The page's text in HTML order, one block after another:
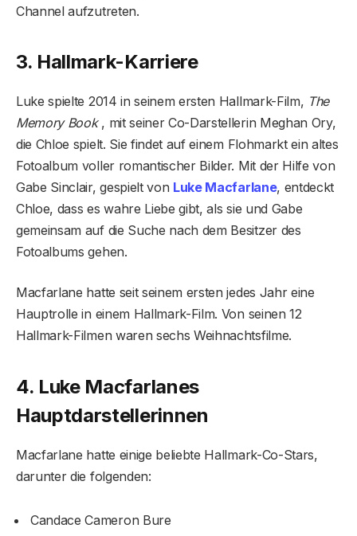
Channel aufzutreten.
3. Hallmark-Karriere
Luke spielte 2014 in seinem ersten Hallmark-Film, The
Memory Book, mit seiner Co-Darstellerin Meghan Ory,
die Chloe spielt. Sie findet auf einem Flohmarkt ein altes
Fotoalbum voller romantischer Bilder. Mit der Hilfe von
Gabe Sinclair, gespielt von Luke Macfarlane, entdeckt
Chloe, dass es wahre Liebe gibt, als sie und Gabe
gemeinsam auf die Suche nach dem Besitzer des
Fotoalbums gehen.
Macfarlane hatte seit seinem ersten jedes Jahr eine
Hauptrolle in einem Hallmark-Film. Von seinen 12
Hallmark-Filmen waren sechs Weihnachtsfilme.
4. Luke Macfarlanes
Hauptdarstellerinnen
Macfarlane hatte einige beliebte Hallmark-Co-Stars,
darunter die folgenden:
Candace Cameron Bure